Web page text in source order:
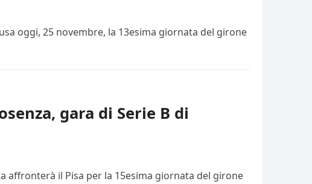
oggi, 25 novembre, la 13esima giornata del girone
gara di Serie B di
affronterà il Pisa per la 15esima giornata del girone